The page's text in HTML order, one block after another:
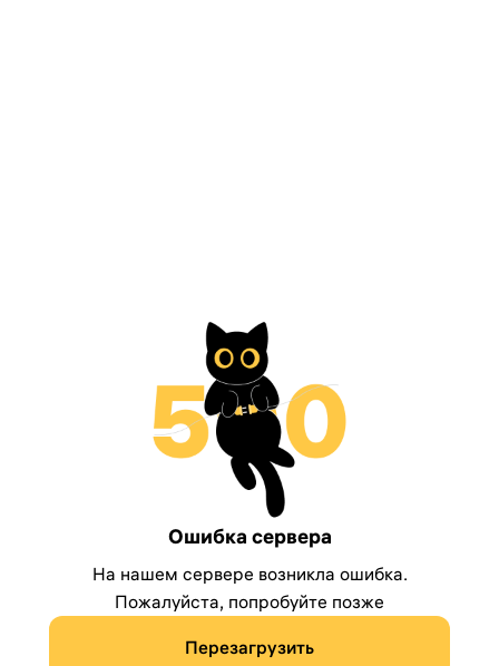
Ошибка сервера
На нашем сервере возникла ошибка.
Пожалуйста, попробуйте позже
Перезагрузить